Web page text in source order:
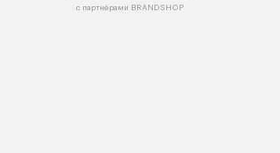
с партнёрами BRANDSHOP